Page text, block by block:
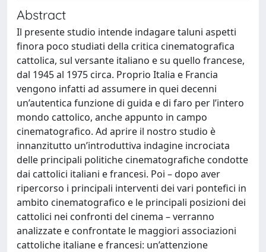
Abstract
Il presente studio intende indagare taluni aspetti
finora poco studiati della critica cinematografica
cattolica, sul versante italiano e su quello francese,
dal 1945 al 1975 circa. Proprio Italia e Francia
vengono infatti ad assumere in quei decenni
un’autentica funzione di guida e di faro per l’intero
mondo cattolico, anche appunto in campo
cinematografico. Ad aprire il nostro studio è
innanzitutto un’introduttiva indagine incrociata
delle principali politiche cinematografiche condotte
dai cattolici italiani e francesi. Poi – dopo aver
ripercorso i principali interventi dei vari pontefici in
ambito cinematografico e le principali posizioni dei
cattolici nei confronti del cinema – verranno
analizzate e confrontate le maggiori associazioni
cattoliche italiane e francesi: un’attenzione